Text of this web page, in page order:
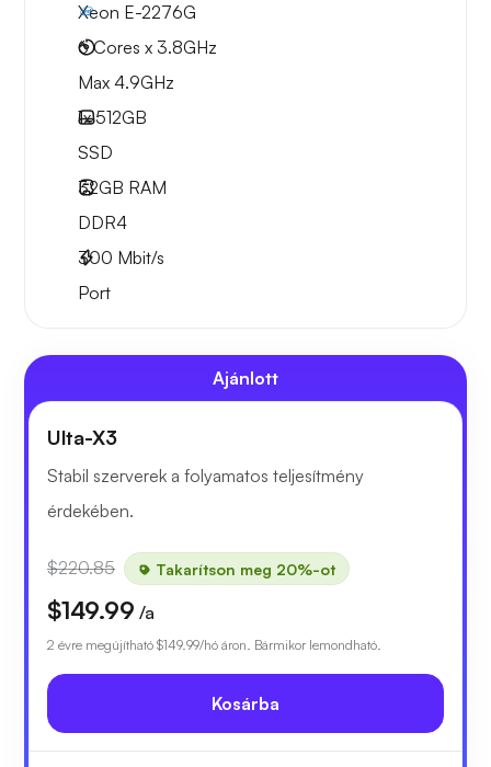
Xeon E-2276G
6 Cores x 3.8GHz
Max 4.9GHz
1x512GB
SSD
32GB RAM
DDR4
300 Mbit/s
Port
Ajánlott
Ulta-X3
Stabil szerverek a folyamatos teljesítmény
érdekében.
$220.85 Takarítson meg 20%-ot
$149.99 /a
2 évre megújítható $149.99/hó áron. Bármikor lemondható.
Kosárba